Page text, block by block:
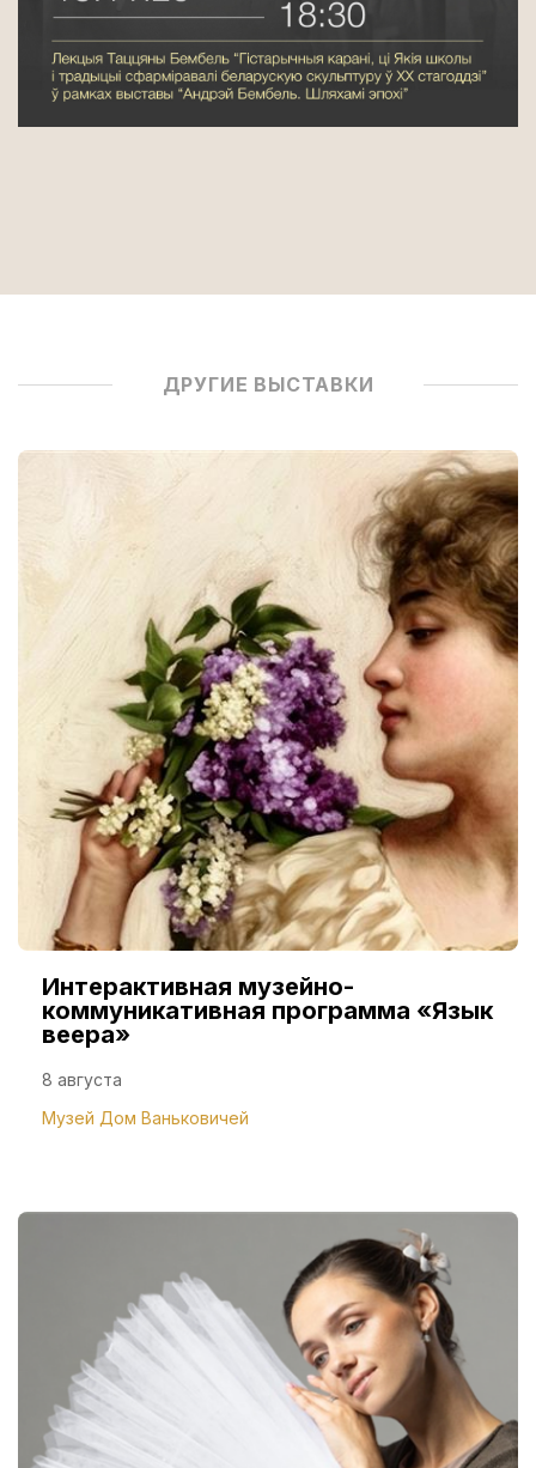
ДРУГИЕ ВЫСТАВКИ
Интерактивная музейно-
коммуникативная программа «Язык
веера»
8 августа
Музей Дом Ваньковичей